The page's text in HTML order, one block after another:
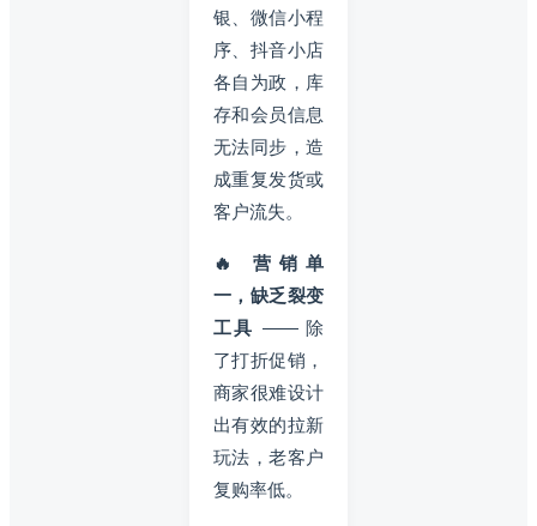
银、微信小程
序、抖音小店
各自为政，库
存和会员信息
无法同步，造
成重复发货或
客户流失。
🔥 营销单
一，缺乏裂变
工具 —— 除
了打折促销，
商家很难设计
出有效的拉新
玩法，老客户
复购率低。